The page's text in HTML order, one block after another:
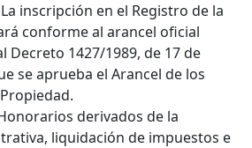
inscripción en el Registro de la
conforme al arancel oficial
Decreto 1427/1989, de 17 de
se aprueba el Arancel de los
derivados de la
liquidación de impuestos e